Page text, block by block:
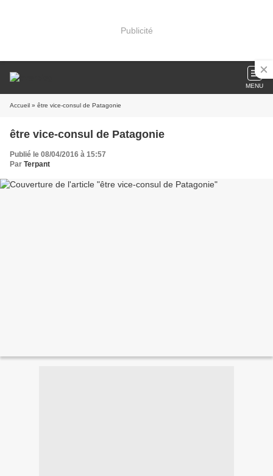
Publicité
MENU
Accueil » être vice-consul de Patagonie
être vice-consul de Patagonie
Publié le 08/04/2016 à 15:57
Par Terpant